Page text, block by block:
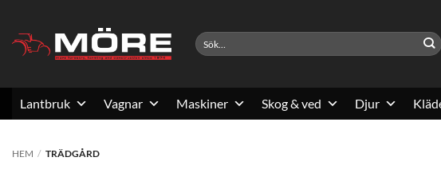
content
Sök
efter:
Lantbruk Vagnar Maskiner Skog & ved Djur
HEM / TRÄDGÅRD